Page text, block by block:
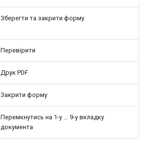
Зберегти та закрити форму
Перевірити
Друк PDF
Закрити форму
Перемкнутись на 1-у … 9-у вкладку
документа